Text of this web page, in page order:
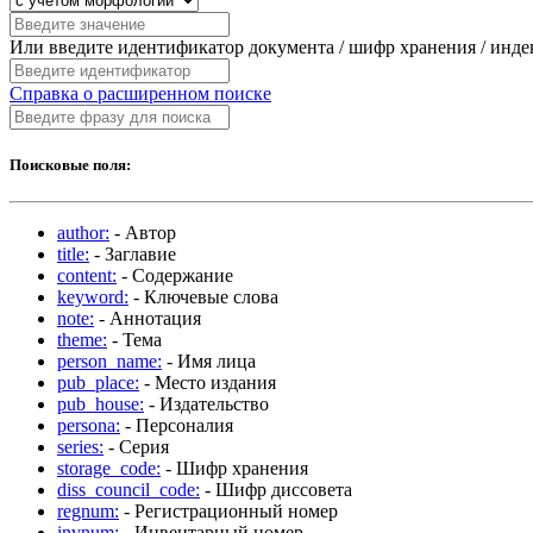
Или введите идентификатор документа / шифр хранения /
Справка о расширенном поиске
Поисковые поля:
author: - Автор
title: - Заглавие
content: - Содержание
keyword: - Ключевые слова
note: - Аннотация
theme: - Тема
person_name: - Имя лица
pub_place: - Место издания
pub_house: - Издательство
persona: - Персоналия
series: - Серия
storage_code: - Шифр хранения
diss_council_code: - Шифр диссовета
regnum: - Регистрационный номер